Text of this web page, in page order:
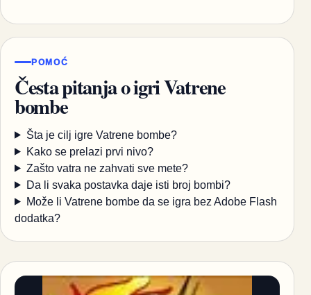
POMOĆ
Česta pitanja o igri Vatrene
bombe
Šta je cilj igre Vatrene bombe?
Kako se prelazi prvi nivo?
Zašto vatra ne zahvati sve mete?
Da li svaka postavka daje isti broj bombi?
Može li Vatrene bombe da se igra bez Adobe Flash
dodatka?